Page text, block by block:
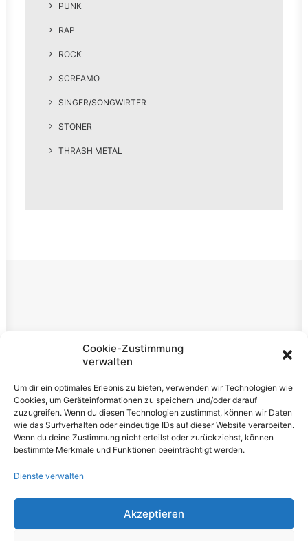
Cookie-Zustimmung
verwalten
Um dir ein optimales Erlebnis zu bieten, verwenden wir Technologien wie
Cookies, um Geräteinformationen zu speichern und/oder darauf
zuzugreifen. Wenn du diesen Technologien zustimmst, können wir Daten
wie das Surfverhalten oder eindeutige IDs auf dieser Website verarbeiten.
Wenn du deine Zustimmung nicht erteilst oder zurückziehst, können
bestimmte Merkmale und Funktionen beeinträchtigt werden.
Dienste verwalten
Akzeptieren
PUNK
RAP
ROCK
SCREAMO
SINGER/SONGWIRTER
STONER
THRASH METAL
Rechtliches
Datenschutzerklärung
Cookie-Richtlinie (EU)